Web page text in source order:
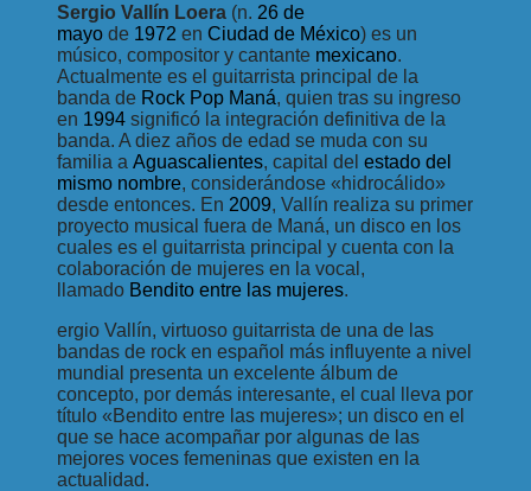
Sergio Vallín Loera (n. 26 de
mayo de 1972 en Ciudad de México) es un
músico, compositor y cantante mexicano.
Actualmente es el guitarrista principal de la
banda de Rock Pop Maná, quien tras su ingreso
en 1994 significó la integración definitiva de la
banda. A diez años de edad se muda con su
familia a Aguascalientes, capital del estado del
mismo nombre, considerándose «hidrocálido»
desde entonces. En 2009, Vallín realiza su primer
proyecto musical fuera de Maná, un disco en los
cuales es el guitarrista principal y cuenta con la
colaboración de mujeres en la vocal,
llamado Bendito entre las mujeres.
ergio Vallín, virtuoso guitarrista de una de las
bandas de rock en español más influyente a nivel
mundial presenta un excelente álbum de
concepto, por demás interesante, el cual lleva por
título «Bendito entre las mujeres»; un disco en el
que se hace acompañar por algunas de las
mejores voces femeninas que existen en la
actualidad.